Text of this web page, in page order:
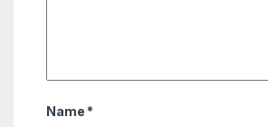
Name *